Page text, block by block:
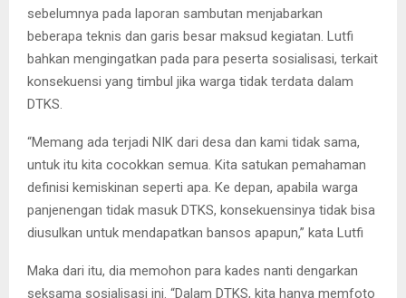
sebelumnya pada laporan sambutan menjabarkan
beberapa teknis dan garis besar maksud kegiatan. Lutfi
bahkan mengingatkan pada para peserta sosialisasi, terkait
konsekuensi yang timbul jika warga tidak terdata dalam
DTKS.
“Memang ada terjadi NIK dari desa dan kami tidak sama,
untuk itu kita cocokkan semua. Kita satukan pemahaman
definisi kemiskinan seperti apa. Ke depan, apabila warga
panjenengan tidak masuk DTKS, konsekuensinya tidak bisa
diusulkan untuk mendapatkan bansos apapun,” kata Lutfi
Maka dari itu, dia memohon para kades nanti dengarkan
seksama sosialisasi ini. “Dalam DTKS, kita hanya memfoto